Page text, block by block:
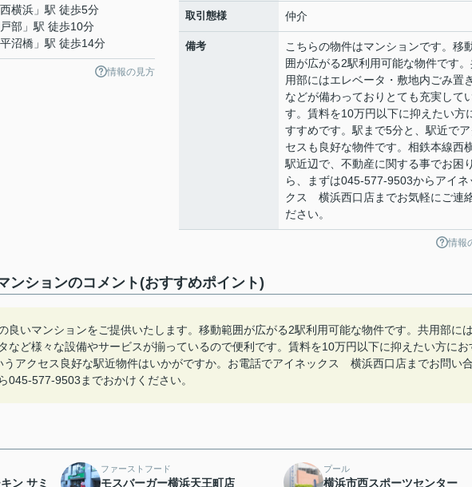
西横浜 」駅 徒歩5分
戸部 」駅 徒歩10分
平沼橋 」駅 徒歩14分
情報の見方
取引態様 仲介
備考
こちらの物件はマンションです。移
囲が広がる2駅利用可能な物件です
用部にはエレベータ・敷地内ごみ置
などが備わっておりとても充実して
す。賃料を10万円以下に抑えたい方
すすめです。駅まで5分と、駅近でア
セスも良好な物件です。相鉄本線西
駅近辺で、不動産に関する事でお困
ら、まずは045-577-9503からアイネ
クス 横浜西口店までお気軽にご連
ださい。
情報
ンションのコメント(おすすめポイント)
良いマンションをご提供いたします。移動範囲が広がる2駅利用可能な物件です。共用部には
など様々な設備やサービスが揃っているので便利です。賃料を10万円以下に抑えたい方にお
うアクセス良好な駅近物件はいかがですか。お電話でアイネックス 横浜西口店までお問い合
045-577-9503までおかけください。
ン サミ
ファーストフード
モスバーガー横浜天王町店
プール
横浜市西スポーツセンター